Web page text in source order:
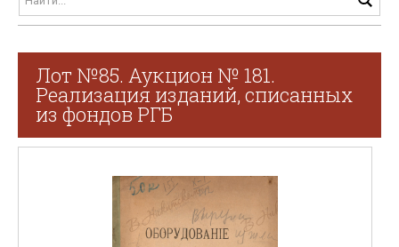
Лот №85. Аукцион № 181.
Реализация изданий, списанных
из фондов РГБ